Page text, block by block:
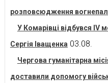
розповсюдження
У Комарівці відбувся IV
Сергія Іващенка 03.08.
Чергова гуманітарна
доставили допомогу